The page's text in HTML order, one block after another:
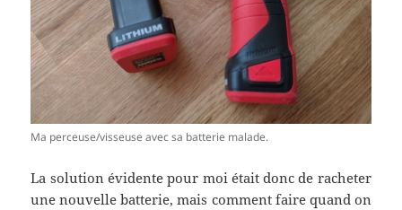
Ma perceuse/visseuse avec sa batterie malade.
La solution évidente pour moi était donc de racheter
une nouvelle batterie, mais comment faire quand on